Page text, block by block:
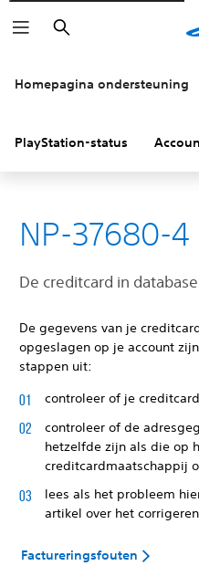
Zoeken
Homepagina ondersteuning
PlayStation-status
NP-37680-4
De creditcard in
De gegevens van je
opgeslagen op je account
stappen uit:
controleer of je
controleer of de
hetzelfde zijn als die op
creditcardmaatschappij
lees als het probleem
artikel over het
Factureringsfouten